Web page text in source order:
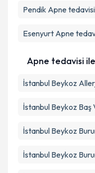
Pendik Apne tedavisi
Esenyurt Apne
Apne tedavisi
İstanbul Beykoz
İstanbul Beykoz Baş
İstanbul Beykoz
İstanbul Beykoz